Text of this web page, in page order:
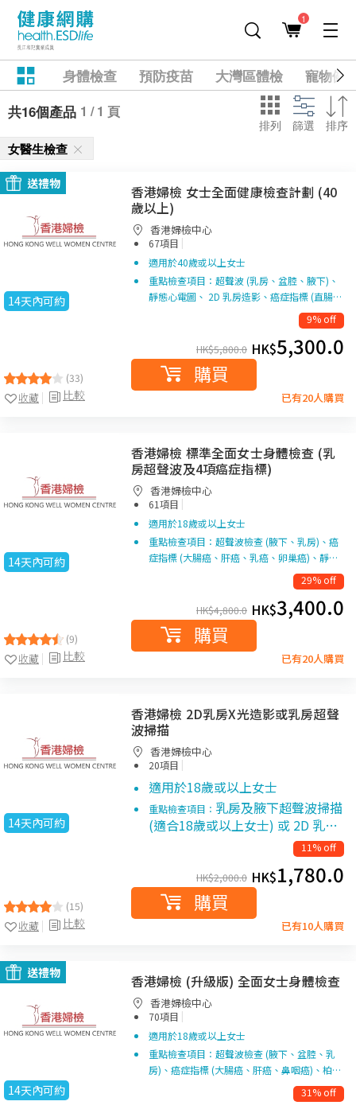
1
身體檢查 預防疫苗 大灣區體檢
寵物健
共16個產品 1 / 1 頁
排列 篩選 排序
女醫生檢查
送禮物
14天內可約
(33)
比較
收藏
香港婦檢 女士全面健康檢查計劃 (40
歲以上)
香港婦檢中心
67項目 |
適用於40歲或以上女士
重點檢查項目：超聲波 (乳房、盆腔、腋下)、
靜態心電圖、 2D 乳房造影、癌症指標 (直腸…
9% off
HK$5,800.0 HK$5,300.0
購買
已有20人購買
14天內可約
(9)
比較
收藏
香港婦檢 標準全面女士身體檢查 (乳
房超聲波及4項癌症指標)
香港婦檢中心
61項目 |
適用於18歲或以上女士
重點檢查項目：超聲波檢查 (腋下、乳房)、癌
症指標 (大腸癌、肝癌、乳癌、卵巢癌)、靜…
29% off
HK$4,800.0 HK$3,400.0
購買
已有20人購買
14天內可約
(15)
比較
收藏
香港婦檢 2D乳房X光造影或乳房超聲
波掃描
香港婦檢中心
20項目 |
適用於18歲或以上女士
重點檢查項目： 乳房及腋下超聲波掃描
(適合18歲或以上女士) 或 2D 乳…
11% off
HK$2,000.0 HK$1,780.0
購買
已有10人購買
送禮物
14天內可約
香港婦檢 (升級版) 全面女士身體檢查
香港婦檢中心
70項目 |
適用於18歲或以上女士
重點檢查項目：超聲波檢查 (腋下、盆腔、乳
房)、癌症指標 (大腸癌、肝癌、鼻咽癌)、柏…
31% off